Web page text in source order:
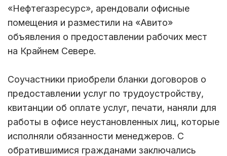
«Нефтегазресурс», арендовали офисные
помещения и разместили на «Авито»
объявления о предоставлении рабочих мест
на Крайнем Севере.
Соучастники приобрели бланки договоров о
предоставлении услуг по трудоустройству,
квитанции об оплате услуг, печати, наняли для
работы в офисе неустановленных лиц, которые
исполняли обязанности менеджеров. С
обратившимися гражданами заключались